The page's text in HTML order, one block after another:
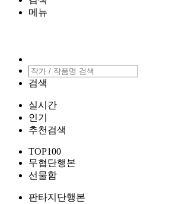
메뉴
검색
실시간
인기
추천검색
TOP100
무협단행본
선물함
판타지단행본